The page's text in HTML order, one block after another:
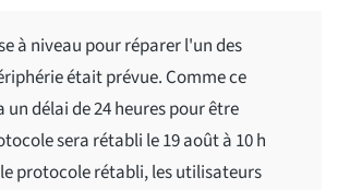
à niveau pour réparer l'un des
était prévue. Comme ce
délai de 24 heures pour être
sera rétabli le 19 août à 10 h
le protocole rétabli, les utilisateurs